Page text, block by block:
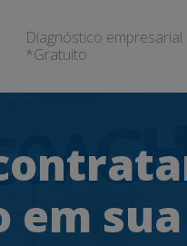
Diagnóstico empresarial
*Gratuito
em